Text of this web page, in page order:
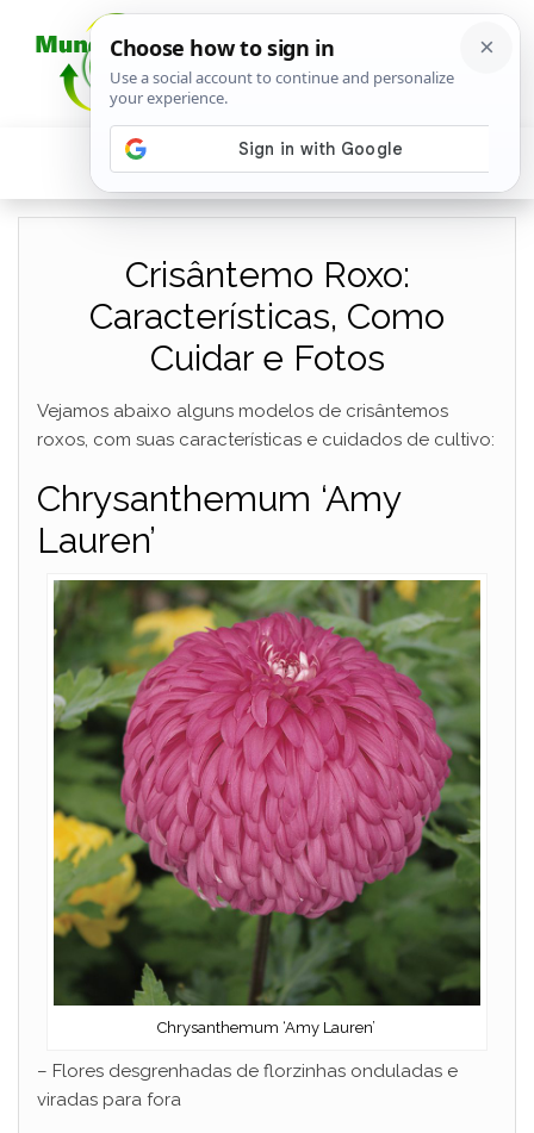
Crisântemo Roxo:
Características, Como
Cuidar e Fotos
Vejamos abaixo alguns modelos de crisântemos
roxos, com suas características e cuidados de cultivo:
Chrysanthemum ‘Amy
Lauren’
Chrysanthemum ‘Amy Lauren’
– Flores desgrenhadas de florzinhas onduladas e
viradas para fora